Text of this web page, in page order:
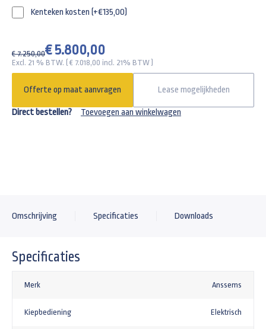
+280,00
+1225,00
Kenteken kosten (+€135,00)
€ 7.250,00€ 5.800,00
Excl. 21 % BTW. ( € 7.018,00 incl. 21% BTW )
Offerte op maat aanvragen Lease mogelijkheden
Direct bestellen? Toevoegen aan winkelwagen
Omschrijving Specificaties Downloads
Specificaties
Merk Anssems
Kiepbediening Elektrisch